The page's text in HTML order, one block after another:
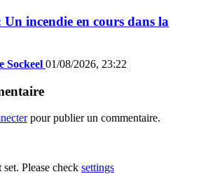
Un incendie en cours dans la
Sockeel 01/08/2026, 23:22
pour publier un commentaire.
Please check settings